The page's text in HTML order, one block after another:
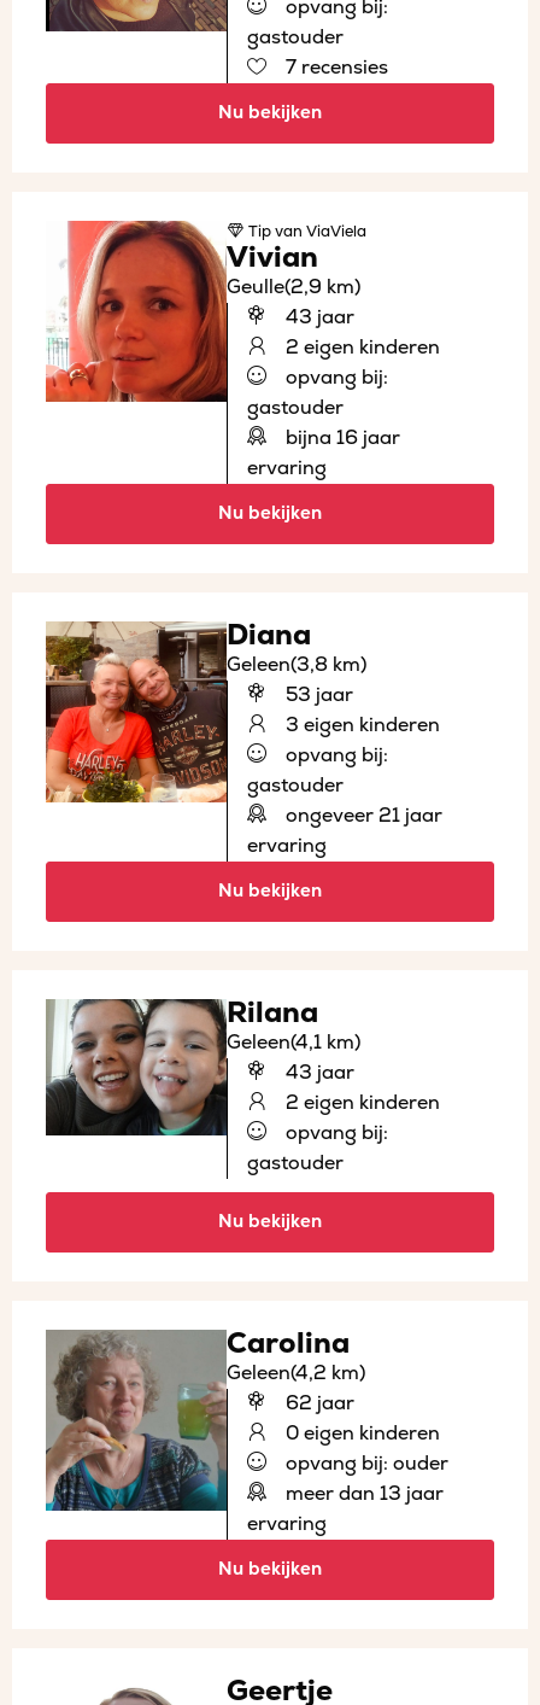
opvang bij:
gastouder
7 recensies
Nu bekijken
Tipvan ViaViela
Vivian
Geulle(2,9 km)
43 jaar
2 eigen kinderen
opvang bij:
gastouder
bijna 16 jaar
ervaring
Nu bekijken
Diana
Geleen(3,8 km)
53 jaar
3 eigen kinderen
opvang bij:
gastouder
ongeveer 21 jaar
ervaring
Nu bekijken
Rilana
Geleen(4,1 km)
43 jaar
2 eigen kinderen
opvang bij:
gastouder
Nu bekijken
Carolina
Geleen(4,2 km)
62 jaar
0 eigen kinderen
opvang bij: ouder
meer dan 13 jaar
ervaring
Nu bekijken
Geertje